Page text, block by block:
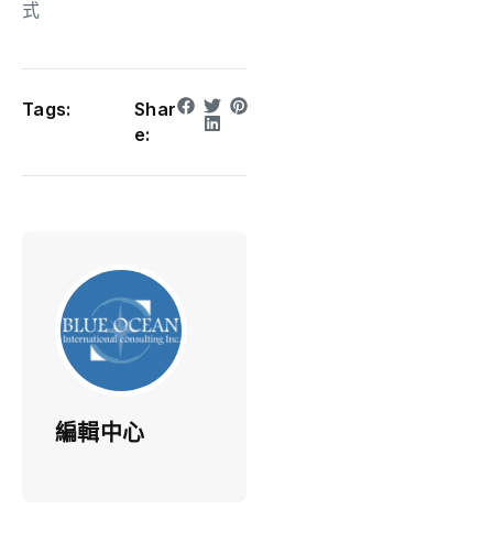
式
Tags:
Shar
e:
編輯中心